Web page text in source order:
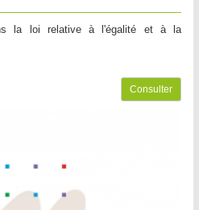
la loi relative à l'égalité et à la
Consulter